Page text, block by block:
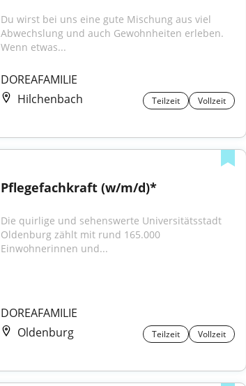
Du wirst bei uns eine gute Mischung aus viel
Abwechslung und auch Gewohnheiten erleben.
Wenn etwas...
DOREAFAMILIE
Hilchenbach
Teilzeit Vollzeit
Pflegefachkraft (w/m/d)*
Die quirlige und sehenswerte Universitätsstadt
Oldenburg zählt mit rund 165.000
Einwohnerinnen und...
DOREAFAMILIE
Oldenburg
Teilzeit Vollzeit